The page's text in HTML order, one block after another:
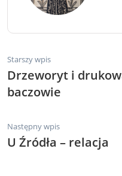
Starszy wpis
Drzeworyt i
baczowie
Następny wpis
U Źródła – relacja